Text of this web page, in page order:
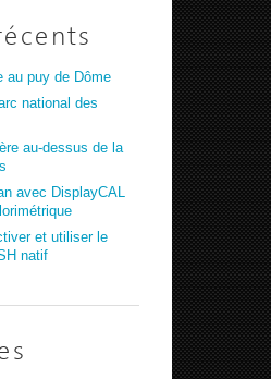
au puy de Dôme
national des
au-dessus de la
avec DisplayCAL
et utiliser le
natif